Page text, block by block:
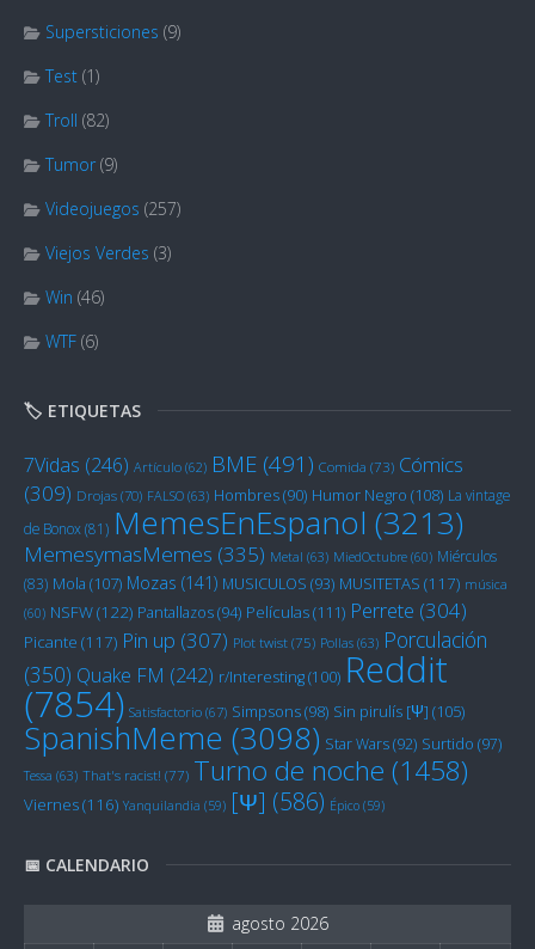
Supersticiones (9)
Test (1)
Troll (82)
Tumor (9)
Videojuegos (257)
Viejos Verdes (3)
Win (46)
WTF (6)
🏷️ ETIQUETAS
7Vidas (246) Artículo (62) BME (491) Comida (73) Cómics
(309) Drojas (70) FALSO (63) Hombres(90) Humor Negro (108) La vintage
de Bonox(81) MemesEnEspanol (3213)
MemesymasMemes (335) Metal (63) MiedOctubre (60) Miérculos
(83) Mola (107) Mozas (141) MUSICULOS (93) MUSITETAS (117) música
(60) NSFW(122) Pantallazos(94) Películas(111) Perrete (304)
Picante (117) Pin up (307) Plot twist (75) Pollas (63) Porculación
(350) Quake FM (242) r/Interesting(100) Reddit
(7854) Satisfactorio (67) Simpsons(98) Sin pirulís [Ψ] (105)
SpanishMeme (3098) Star Wars(92) Surtido (97)
Tessa (63) That's racist! (77) Turno de noche (1458)
Viernes(116) Yanquilandia (59) [Ψ] (586) Épico (59)
📅 CALENDARIO
agosto 2026